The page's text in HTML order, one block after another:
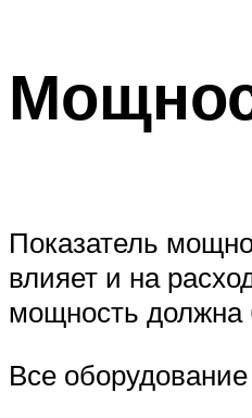
Показатель
влияет и на
мощность должна
Все